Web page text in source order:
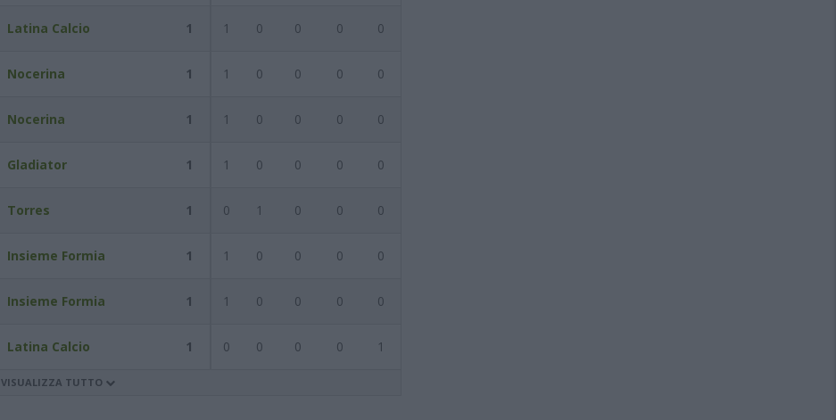
Latina Calcio 1 1 0 0 0 0
Nocerina 1 1 0 0 0 0
Nocerina 1 1 0 0 0 0
Gladiator 1 1 0 0 0 0
Torres 1 0 1 0 0 0
Insieme Formia 1 1 0 0 0 0
Insieme Formia 1 1 0 0 0 0
Latina Calcio 1 0 0 0 0 1
VISUALIZZA TUTTO